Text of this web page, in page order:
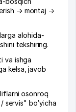
→ montaj →
alohida-
tekshiring.
va ishga
kelsa, javob
osonroq
servis" bo‘yicha